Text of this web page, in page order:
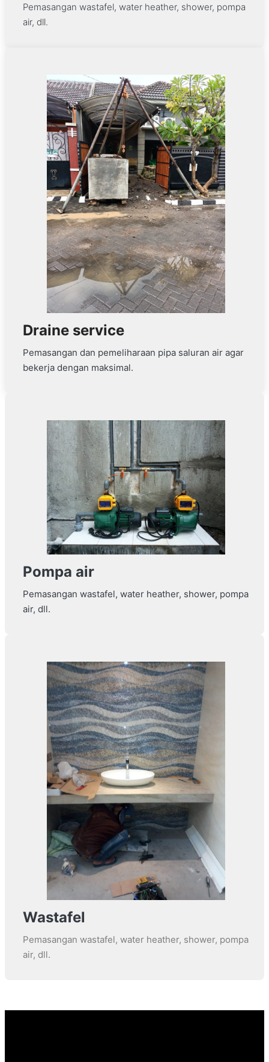
Pemasangan wastafel, water heather, shower, pompa
air, dll.
Draine service
Pemasangan dan pemeliharaan pipa saluran air agar
bekerja dengan maksimal.
Pompa air
Pemasangan wastafel, water heather, shower, pompa
air, dll.
Wastafel
Pemasangan wastafel, water heather, shower, pompa
air, dll.